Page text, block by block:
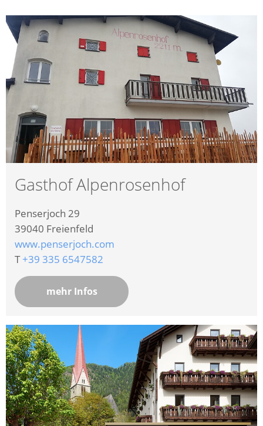
Gasthof Alpenrosenhof
Penserjoch 29
39040 Freienfeld
www.penserjoch.com
T+39 335 6547582
mehr Infos